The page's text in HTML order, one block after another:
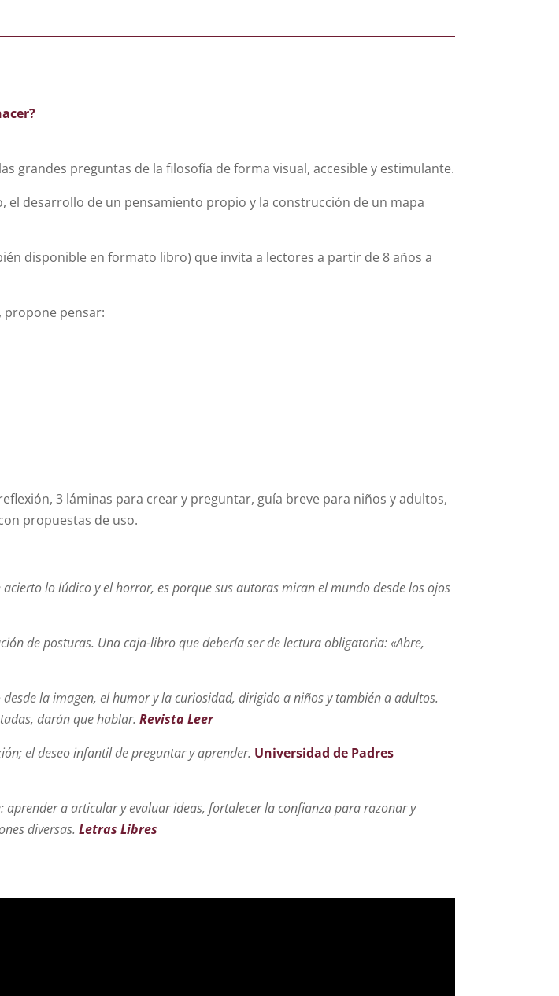
grandes preguntas de la filosofía de forma visual, accesible y estimulante.
el desarrollo de un pensamiento propio y la construcción de un mapa
disponible en formato libro) que invita a lectores a partir de 8 años a
propone pensar:
3 láminas para crear y preguntar, guía breve para niños y adultos,
propuestas de uso.
lo lúdico y el horror, es porque sus autoras miran el mundo desde los ojos
de posturas. Una caja-libro que debería ser de lectura obligatoria: «Abre,
la imagen, el humor y la curiosidad, dirigido a niños y también a adultos.
darán que hablar. Revista Leer
el deseo infantil de preguntar y aprender. Universidad de Padres
a articular y evaluar ideas, fortalecer la confianza para razonar y
diversas. Letras Libres